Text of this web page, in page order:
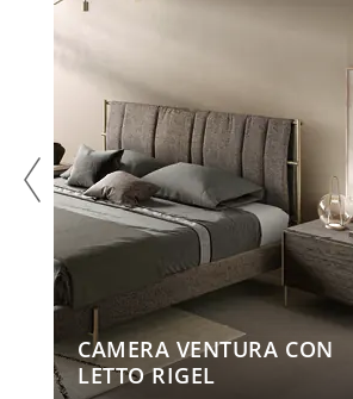
CAMERA VENTURA CON
LETTO RIGEL